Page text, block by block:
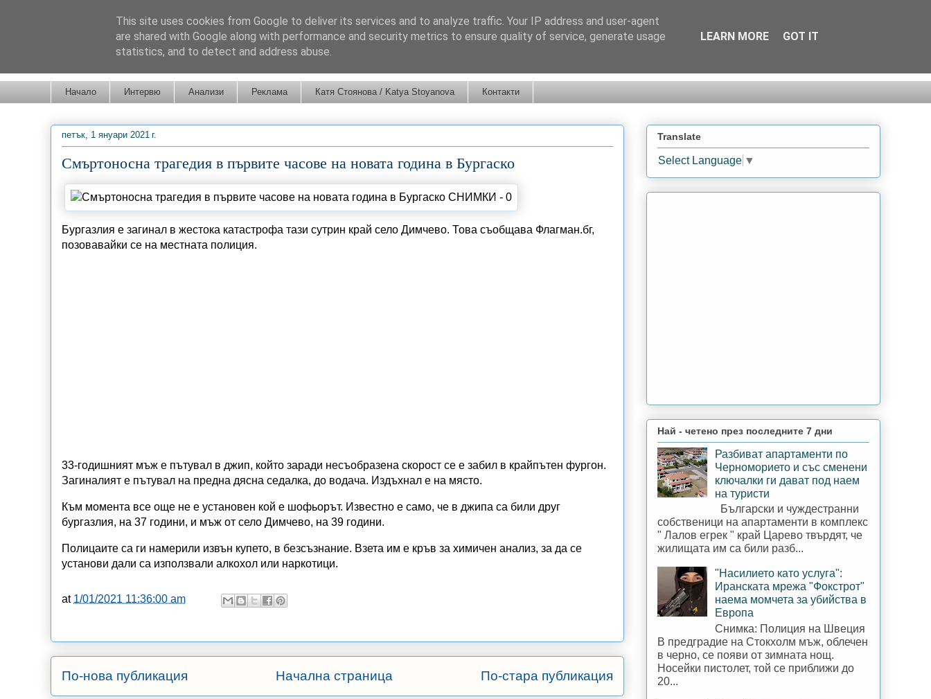
Начало Интервю Анализи Реклама Катя Стоянова / Katya Stoyanova Контакти
петък, 1 януари 2021 г.
Смъртоносна трагедия в първите часове на новата година в Бургаско
Бургазлия е загинал в жестока катастрофа тази сутрин край село Димчево. Това съобщава Флагман.бг,
позовавайки се на местната полиция.
33-годишният мъж е пътувал в джип, който заради несъобразена скорост се е забил в крайпътен фургон.
Загиналият е пътувал на предна дясна седалка, до водача. Издъхнал е на място.
Към момента все още не е установен кой е шофьорът. Известно е само, че в джипа са били друг
бургазлия, на 37 години, и мъж от село Димчево, на 39 години.
Полицаите са ги намерили извън купето, в безсъзнание. Взета им е кръв за химичен анализ, за да се
установи дали са използвали алкохол или наркотици.
at 1/01/2021 11:36:00 am
По-нова публикация По-стара публикация
Начална страница
Translate
Select Language ▼
Най - четено през последните 7 дни
Разбиват апартаменти по
Черноморието и със сменени
ключалки ги дават под наем
на туристи
Български и чуждестранни
собственици на апартаменти в комплекс
" Лалов егрек " край Царево твърдят, че
жилищата им са били разб...
"Насилието като услуга":
Иранската мрежа "Фокстрот"
наема момчета за убийства в
Европа
Снимка: Полиция на Швеция
В предградие на Стокхолм мъж, облечен
в черно, се появи от зимната нощ.
Носейки пистолет, той се приближи до
20...
This site uses cookies from Google to deliver its services and to analyze traffic. Your IP address and user-agent
are shared with Google along with performance and security metrics to ensure quality of service, generate usage
statistics, and to detect and address abuse.
LEARN MORE GOT IT